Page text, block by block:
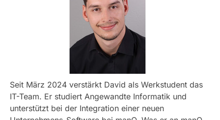
Seit März 2024 verstärkt David als Werkstudent das
IT-Team. Er studiert Angewandte Informatik und
unterstützt bei der Integration einer neuen